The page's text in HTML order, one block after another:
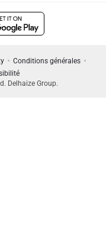
Conditions générales
Delhaize Group.